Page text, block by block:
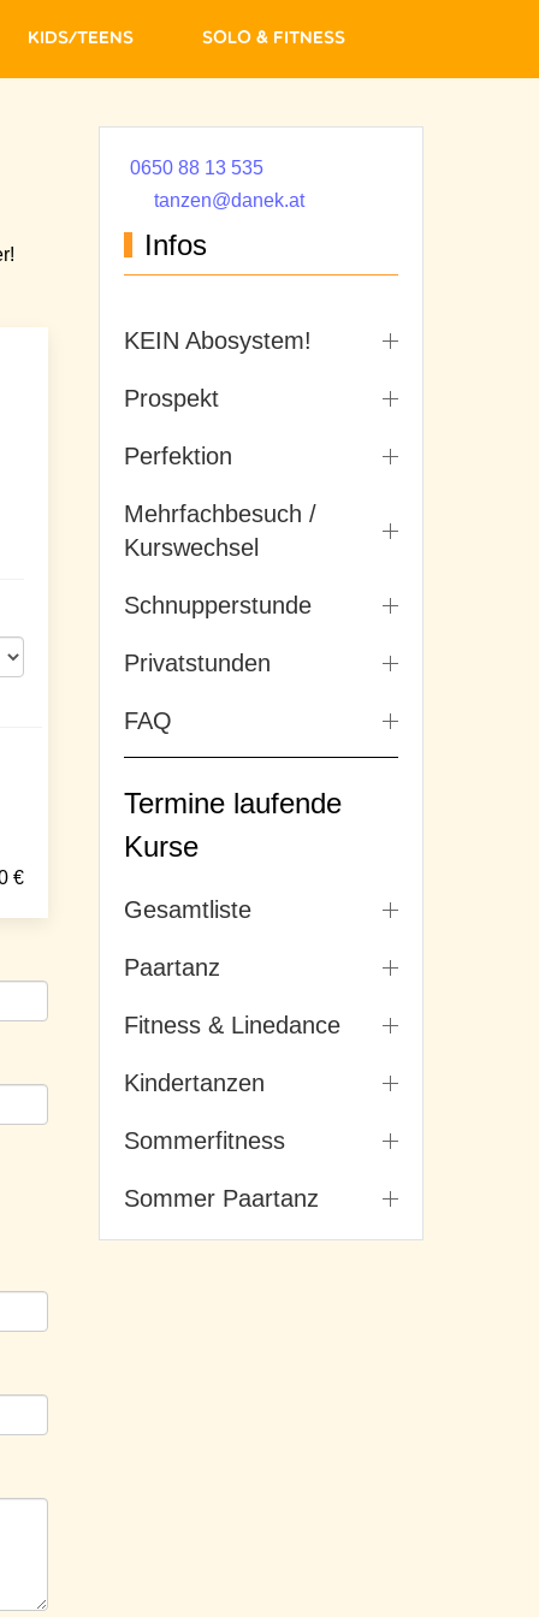
Kids/Teens Solo & Fitness
€
0650 88 13 535
tanzen@danek.at
Infos
KEIN Abosystem!
Prospekt
Perfektion
Mehrfachbesuch /
Kurswechsel
Schnupperstunde
Privatstunden
FAQ
Termine laufende
Kurse
Gesamtliste
Paartanz
Fitness & Linedance
Kindertanzen
Sommerfitness
Sommer Paartanz